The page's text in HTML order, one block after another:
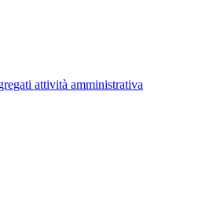
attività amministrativa